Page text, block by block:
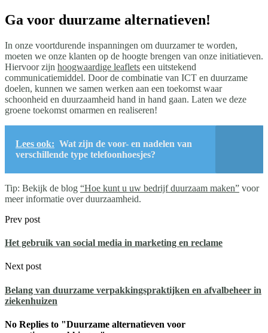
Ga voor duurzame alternatieven!
In onze voortdurende inspanningen om duurzamer te worden,
moeten we onze klanten op de hoogte brengen van onze initiatieven.
Hiervoor zijn hoogwaardige leaflets een uitstekend
communicatiemiddel. Door de combinatie van ICT en duurzame
doelen, kunnen we samen werken aan een toekomst waar
schoonheid en duurzaamheid hand in hand gaan. Laten we deze
groene toekomst omarmen en realiseren!
Lees ook: Wat zijn de voor- en nadelen van
verschillende type telefoonhoesjes?
Tip: Bekijk de blog “Hoe kunt u uw bedrijf duurzaam maken” voor
meer informatie over duurzaamheid.
Prev post
Het gebruik van social media in marketing en reclame
Next post
Belang van duurzame verpakkingspraktijken en afvalbeheer in
ziekenhuizen
No Replies to "Duurzame alternatieven voor